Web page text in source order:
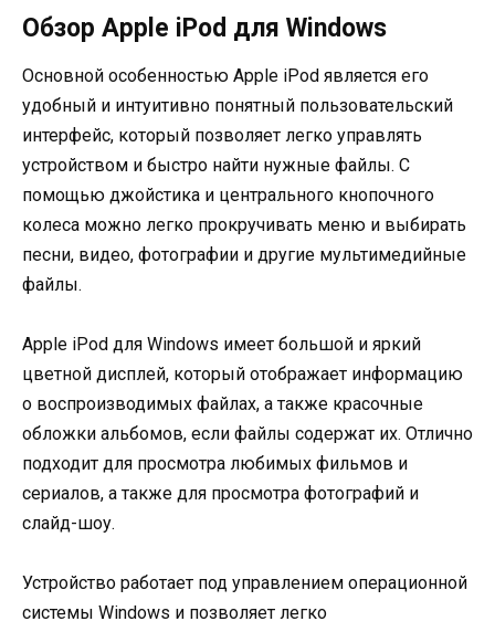
Обзор Apple iPod для Windows
Основной особенностью Apple iPod является его
удобный и интуитивно понятный пользовательский
интерфейс, который позволяет легко управлять
устройством и быстро найти нужные файлы. С
помощью джойстика и центрального кнопочного
колеса можно легко прокручивать меню и выбирать
песни, видео, фотографии и другие мультимедийные
файлы.
Apple iPod для Windows имеет большой и яркий
цветной дисплей, который отображает информацию
о воспроизводимых файлах, а также красочные
обложки альбомов, если файлы содержат их. Отлично
подходит для просмотра любимых фильмов и
сериалов, а также для просмотра фотографий и
слайд-шоу.
Устройство работает под управлением операционной
системы Windows и позволяет легко